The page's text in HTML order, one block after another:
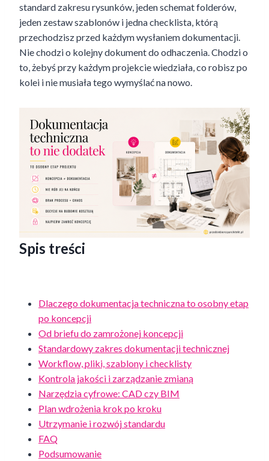
standard zakresu rysunków, jeden schemat folderów,
jeden zestaw szablonów i jedna checklista, którą
przechodzisz przed każdym wysłaniem dokumentacji.
Nie chodzi o kolejny dokument do odhaczenia. Chodzi o
to, żebyś przy każdym projekcie wiedziała, co robisz po
kolei i nie musiała tego wymyślać na nowo.
Spis treści
Dlaczego dokumentacja techniczna to osobny etap
po koncepcji
Od briefu do zamrożonej koncepcji
Standardowy zakres dokumentacji technicznej
Workflow, pliki, szablony i checklisty
Kontrola jakości i zarządzanie zmianą
Narzędzia cyfrowe: CAD czy BIM
Plan wdrożenia krok po kroku
Utrzymanie i rozwój standardu
FAQ
Podsumowanie